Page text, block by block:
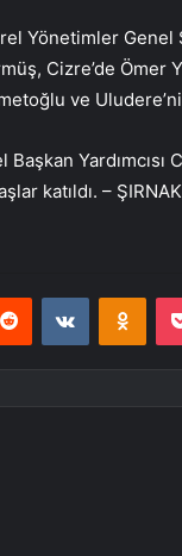
Yönetimler
Cizre’de Ömer
ve
Yardımcısı
katıldı. – ŞIRNAK
Reddit VKontakte